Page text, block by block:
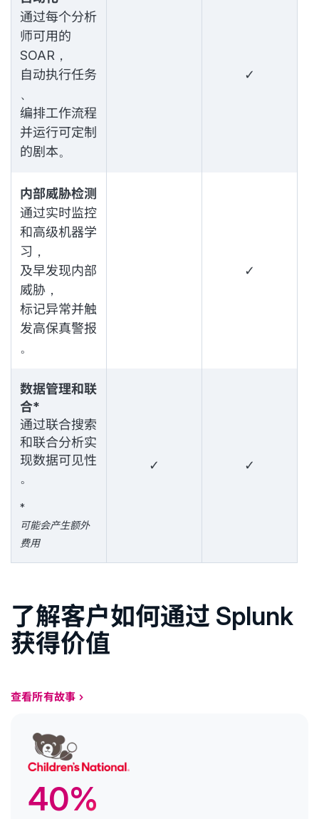
通过每个分析
师可用的
SOAR，
自动执行任务
、
编排工作流程
并运行可定制
的剧本。
✓
内部威胁检测
通过实时监控
和高级机器学
习，
及早发现内部
威胁，
标记异常并触
发高保真警报
。
✓
数据管理和联
合*
通过联合搜索
和联合分析实
现数据可见性
。
*
可能会产生额外
费用
✓ ✓
了解客户如何通过 Splunk
获得价值
查看所有故事
40%